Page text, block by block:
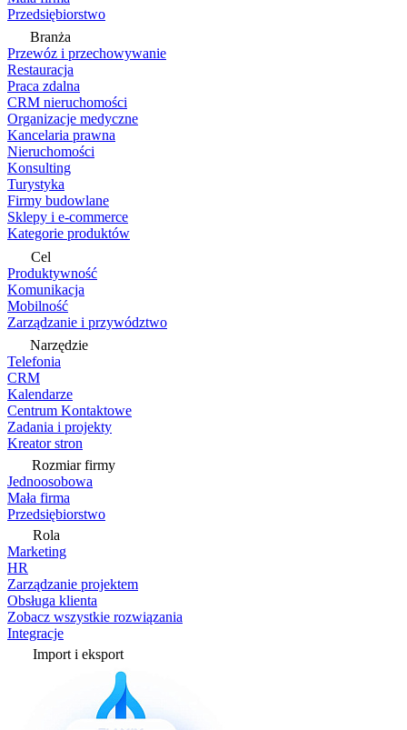
Przedsiębiorstwo
Branża
Przewóz i przechowywanie
Restauracja
Praca zdalna
CRM nieruchomości
Organizacje medyczne
Kancelaria prawna
Nieruchomości
Konsulting
Turystyka
Firmy budowlane
Sklepy i e-commerce
Kategorie produktów
Cel
Produktywność
Komunikacja
Mobilność
Zarządzanie i przywództwo
Narzędzie
Telefonia
CRM
Kalendarze
Centrum Kontaktowe
Zadania i projekty
Kreator stron
Rozmiar firmy
Jednoosobowa
Mała firma
Przedsiębiorstwo
Rola
Marketing
HR
Zarządzanie projektem
Obsługa klienta
Zobacz wszystkie rozwiązania
Integracje
Import i eksport